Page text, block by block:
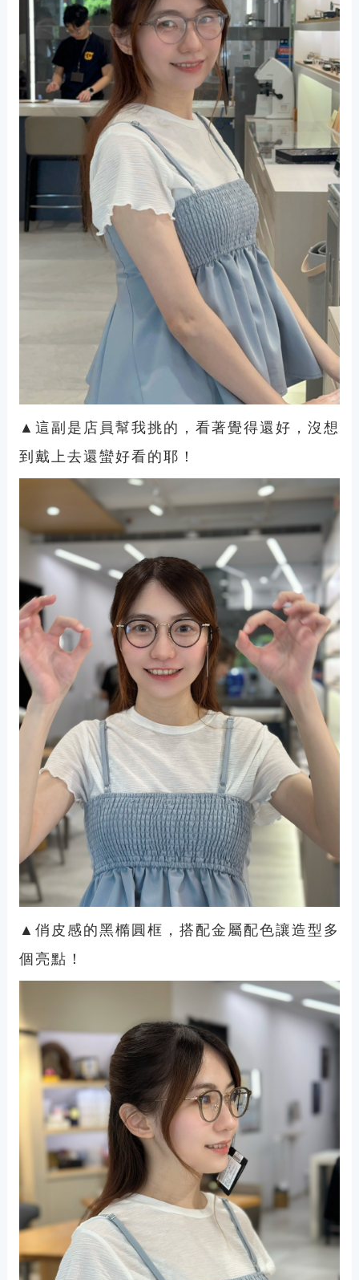
▲這副是店員幫我挑的，看著覺得還好，沒想
到戴上去還蠻好看的耶！
▲俏皮感的黑橢圓框，搭配金屬配色讓造型多
個亮點！